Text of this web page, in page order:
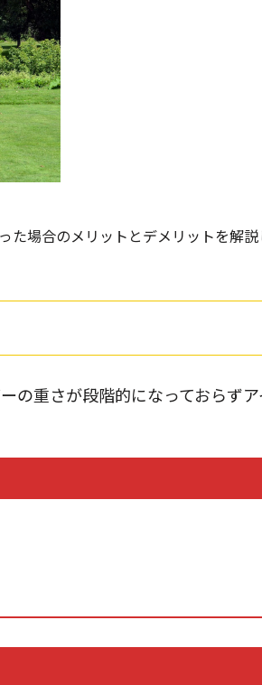
場合のメリットとデメリットを解説
の重さが段階的になっておらず